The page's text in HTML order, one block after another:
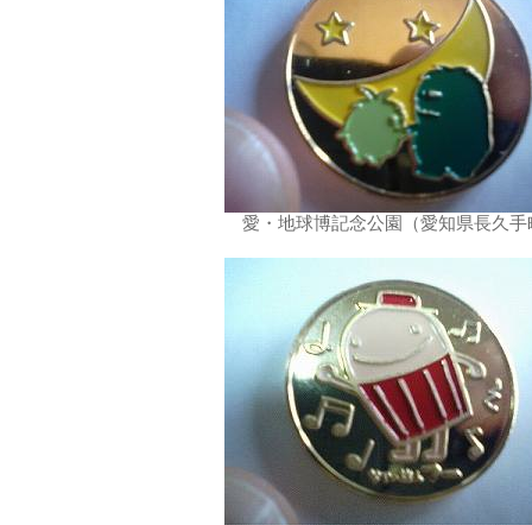
愛・地球博記念公園（愛知県長久手